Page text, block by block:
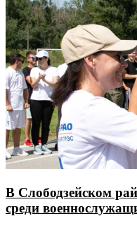
В Слободзейском
среди